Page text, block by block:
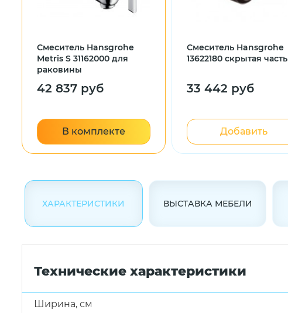
Смеситель Hansgrohe
Metris S 31162000 для
раковины
42 837 руб
В комплекте
Смеситель Hansgrohe
13622180 скрытая часть
33 442 руб
Добавить
ХАРАКТЕРИСТИКИ ВЫСТАВКА МЕБЕЛИ
Технические характеристики
Ширина, см